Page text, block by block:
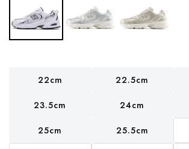
22cm 22.5cm
23.5cm 24cm
25cm 25.5cm